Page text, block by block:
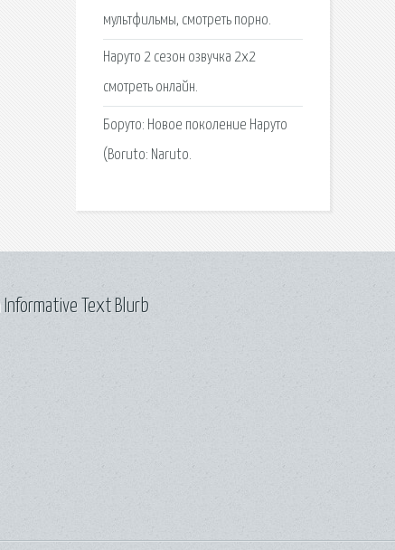
мультфильмы, смотреть порно.
Наруто 2 сезон озвучка 2x2
смотреть онлайн.
Боруто: Новое поколение Наруто
(Boruto: Naruto.
Informative Text Blurb